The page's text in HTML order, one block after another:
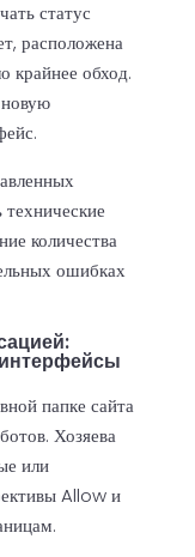
статус
расположена
крайнее обход.
количества
ошибках
папке сайта
Хозяева
или
Allow и